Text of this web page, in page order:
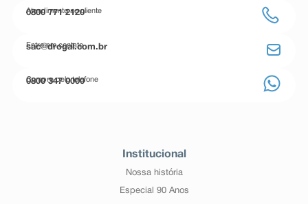
Atendimento ao cliente
0800 771 2120
Entre em contato
sac@drogal.com.br
Compre pelo telefone
0800 347 0000
Institucional
Nossa história
Especial 90 Anos